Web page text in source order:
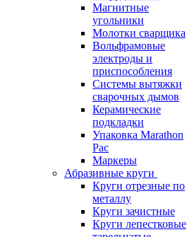
Магнитные
угольники
Молотки сварщика
Вольфрамовые
электроды и
приспособления
Системы вытяжки
сварочных дымов
Керамические
подкладки
Упаковка Marathon
Pac
Маркеры
Абразивные круги
Круги отрезные по
металлу
Круги зачистные
Круги лепестковые